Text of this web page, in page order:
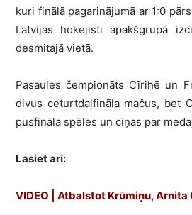
kuri finālā pagarinājumā ar 1:0
Latvijas hokejisti apakšgrupā
desmitajā vietā.
Pasaules čempionāts Cīrihē un
divus ceturtdaļfināla mačus, bet
pusfināla spēles un cīņas par
Lasiet arī:
VIDEO | Atbalstot Krūmiņu, Arnita